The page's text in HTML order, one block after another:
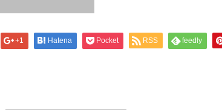
+1 Hatena Pocket RSS feedly